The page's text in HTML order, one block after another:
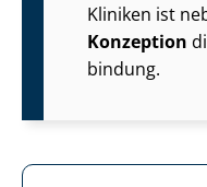
Kliniken ist
Konzeption
bin­dung.